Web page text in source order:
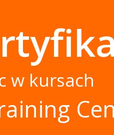
w kursach